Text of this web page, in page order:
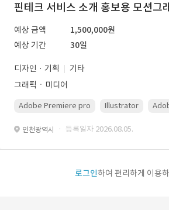
핀테크 서비스 소개 홍보용 모션그
예상 금액
1,500,000원
예상 기간
30일
디자인 · 기획
기타
그래픽ㆍ미디어
Adobe Premiere pro Illustrator
인천광역시 · 등록일자 2026.08.05.
로그인하여 편리하게 이용